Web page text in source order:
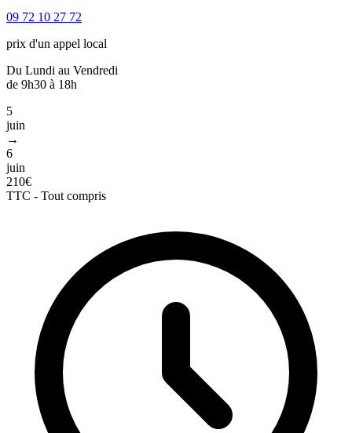
09 72 10 27 72
prix d'un appel local
Du Lundi au Vendredi
de 9h30 à 18h
5
juin
→
6
juin
210€
TTC - Tout compris